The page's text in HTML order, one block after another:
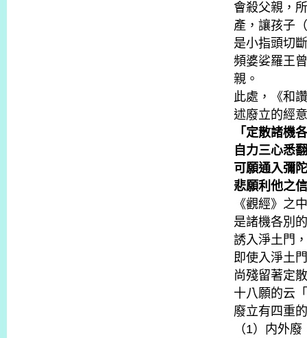
會殺父親，
產，讓孩子
是小指頭切
頻婆娑羅王
親。
此處，《和
述廢立的經意
「定散諸機
自力三心悉
可願通入彌
悲願利他之
《觀經》之
是諸機各別
誘入淨土門
即使入淨土
尚殘留著定
十八願的云
廢立有四重
（1）内外廢